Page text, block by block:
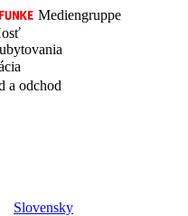
Mediengruppe
a odchod
Slovensky